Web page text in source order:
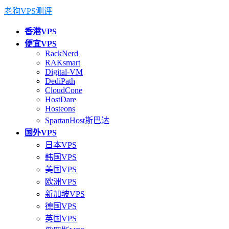
老狗VPS测评
香港VPS
便宜VPS
RackNerd
RAKsmart
Digital-VM
DediPath
CloudCone
HostDare
Hosteons
SpartanHost斯巴达
国外VPS
日本VPS
韩国VPS
美国VPS
欧洲VPS
新加坡VPS
德国VPS
英国VPS